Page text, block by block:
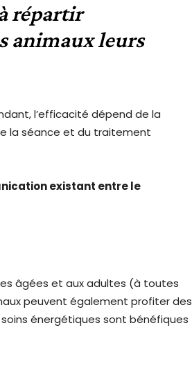
répartir
animaux leurs
l’efficacité dépend de la
la séance et du traitement
existant entre le
âgées et aux adultes (à toutes
peuvent également profiter des
énergétiques sont bénéfiques